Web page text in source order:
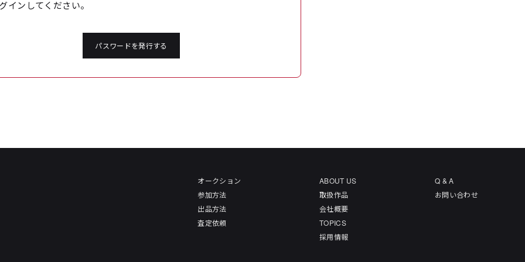
インしてください。
パスワードを発行する
オークション
参加方法
出品方法
査定依頼
ABOUT US
取扱作品
会社概要
TOPICS
採用情報
Q & A
お問い合わせ